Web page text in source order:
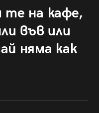
те на кафе,
във или
няма как